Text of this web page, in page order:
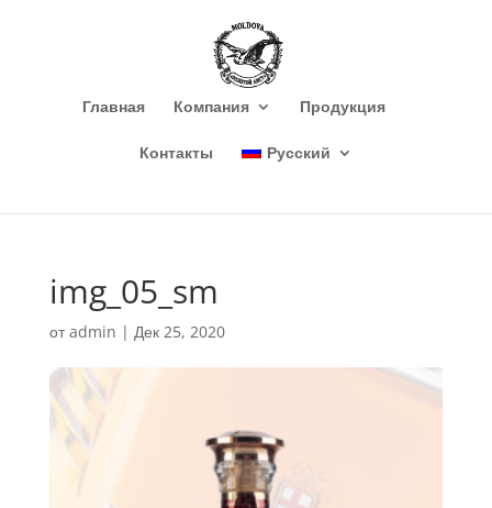
Главная Компания Продукция
Контакты Русский
img_05_sm
отadmin | Дек 25, 2020